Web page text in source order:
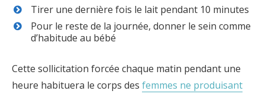
Tirer une dernière fois le lait pendant 10 minutes
Pour le reste de la journée, donner le sein comme
d’habitude au bébé
Cette sollicitation forcée chaque matin pendant une
heure habituera le corps des femmes ne produisant